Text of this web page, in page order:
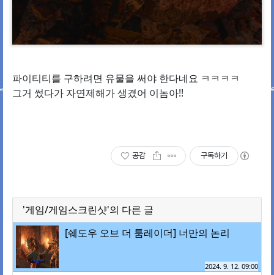
파이티티를 구하려면 유물을 써야 한다네요 ㅋㅋㅋㅋ
그거 썼다가 자연제해가 생겼어 이놈아!!
공감 구독하기
'게임/게임스크린샷'의 다른 글
[쉐도우 오브 더 툼레이더] 너만의 논리
2024. 9. 12. 09:00